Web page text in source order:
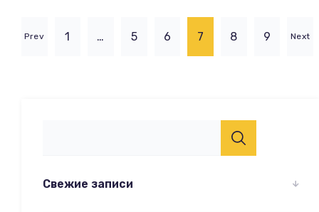
Prev 1 … 5 6 7 8 9 Next
Свежие записи